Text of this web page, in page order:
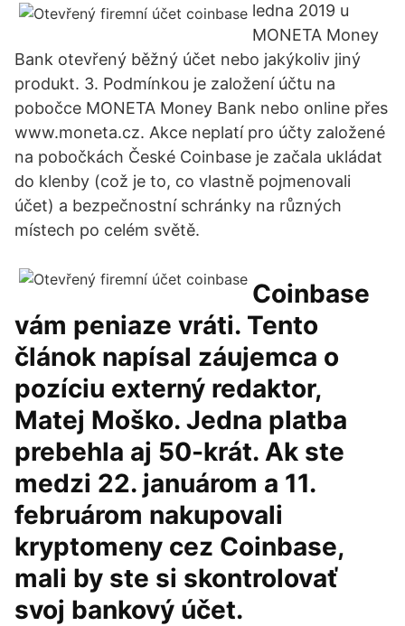
ledna 2019 u
MONETA Money
Bank otevřený běžný účet nebo jakýkoliv jiný
produkt. 3. Podmínkou je založení účtu na
pobočce MONETA Money Bank nebo online přes
www.moneta.cz. Akce neplatí pro účty založené
na pobočkách České Coinbase je začala ukládat
do klenby (což je to, co vlastně pojmenovali
účet) a bezpečnostní schránky na různých
místech po celém světě.
Coinbase
vám peniaze vráti. Tento
článok napísal záujemca o
pozíciu externý redaktor,
Matej Moško. Jedna platba
prebehla aj 50-krát. Ak ste
medzi 22. januárom a 11.
februárom nakupovali
kryptomeny cez Coinbase,
mali by ste si skontrolovať
svoj bankový účet.